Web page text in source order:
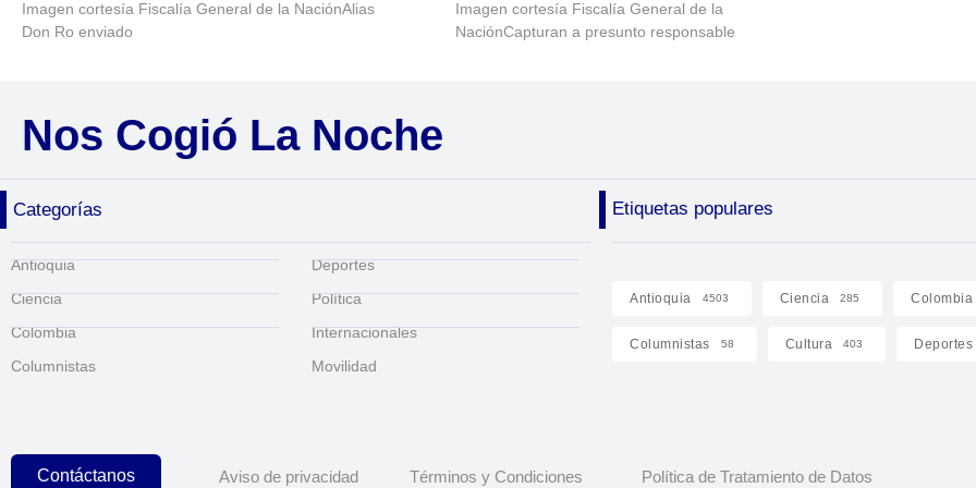
Imagen cortesía Fiscalía General de la NaciónAlias
Don Ro enviado
Imagen cortesía Fiscalía General de la
NaciónCapturan a presunto responsable
Nos Cogió La Noche
Categorías Etiquetas populares
Antioquia
Ciencia
Colombia
Columnistas
Deportes
Política
Internacionales
Movilidad
Antioquia 4503 Ciencia 285 Colombia
Columnistas 58 Cultura 403 Deportes
Contáctanos Aviso de privacidad Términos y Condiciones Política de Tratamiento de Datos